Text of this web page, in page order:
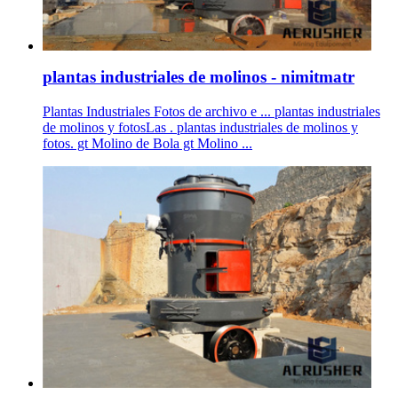
plantas industriales de molinos - nimitmatr
Plantas Industriales Fotos de archivo e ... plantas industriales
de molinos y fotosLas . plantas industriales de molinos y
fotos. gt Molino de Bola gt Molino ...